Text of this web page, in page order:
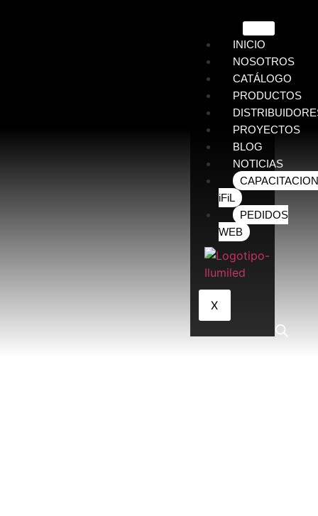
INICIO
NOSOTROS
CATÁLOGO
PRODUCTOS
PROYECTOS
BLOG
NOTICIAS
iFiL
PEDIDOS
WEB
X